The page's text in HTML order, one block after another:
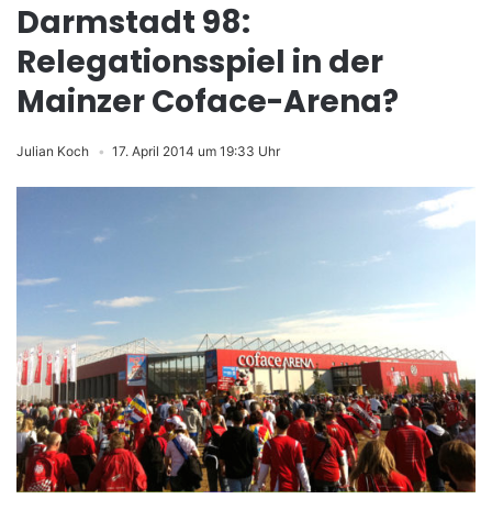
Darmstadt 98:
Relegationsspiel in der
Mainzer Coface-Arena?
Julian Koch 17. April 2014 um 19:33 Uhr